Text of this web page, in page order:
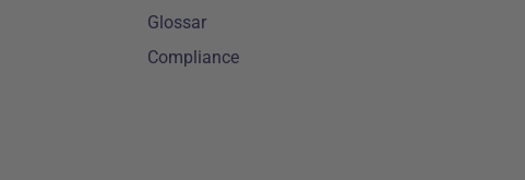
Glossar
Compliance